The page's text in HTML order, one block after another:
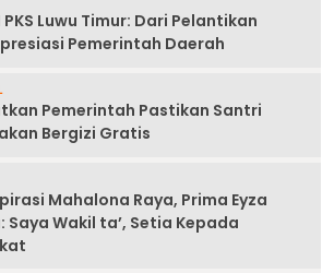
PKS Luwu Timur: Dari Pelantikan
Pemerintah Daerah
Pemerintah Pastikan Santri
Bergizi Gratis
Mahalona Raya, Prima Eyza
Saya Wakil ta’, Setia Kepada